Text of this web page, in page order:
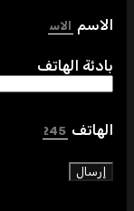
الاسم
بادئة الهاتف
الهاتف
إرسال